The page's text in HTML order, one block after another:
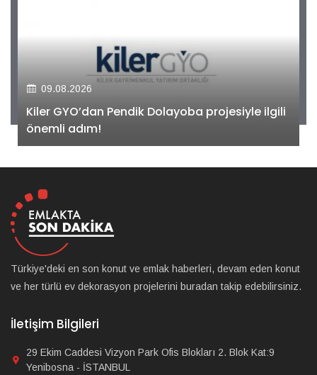
09.08.2026
Kiler GYO’dan Pendik Dolayoba projesiyle ilgili
önemli adım!
Türkiye'deki en son konut ve emlak haberleri, devam eden konut
ve her türlü ev dekorasyon projelerini buradan takip edebilirsiniz.
İletişim Bilgileri
29 Ekim Caddesi Vizyon Park Ofis Blokları 2. Blok Kat:9
Yenibosna - İSTANBUL